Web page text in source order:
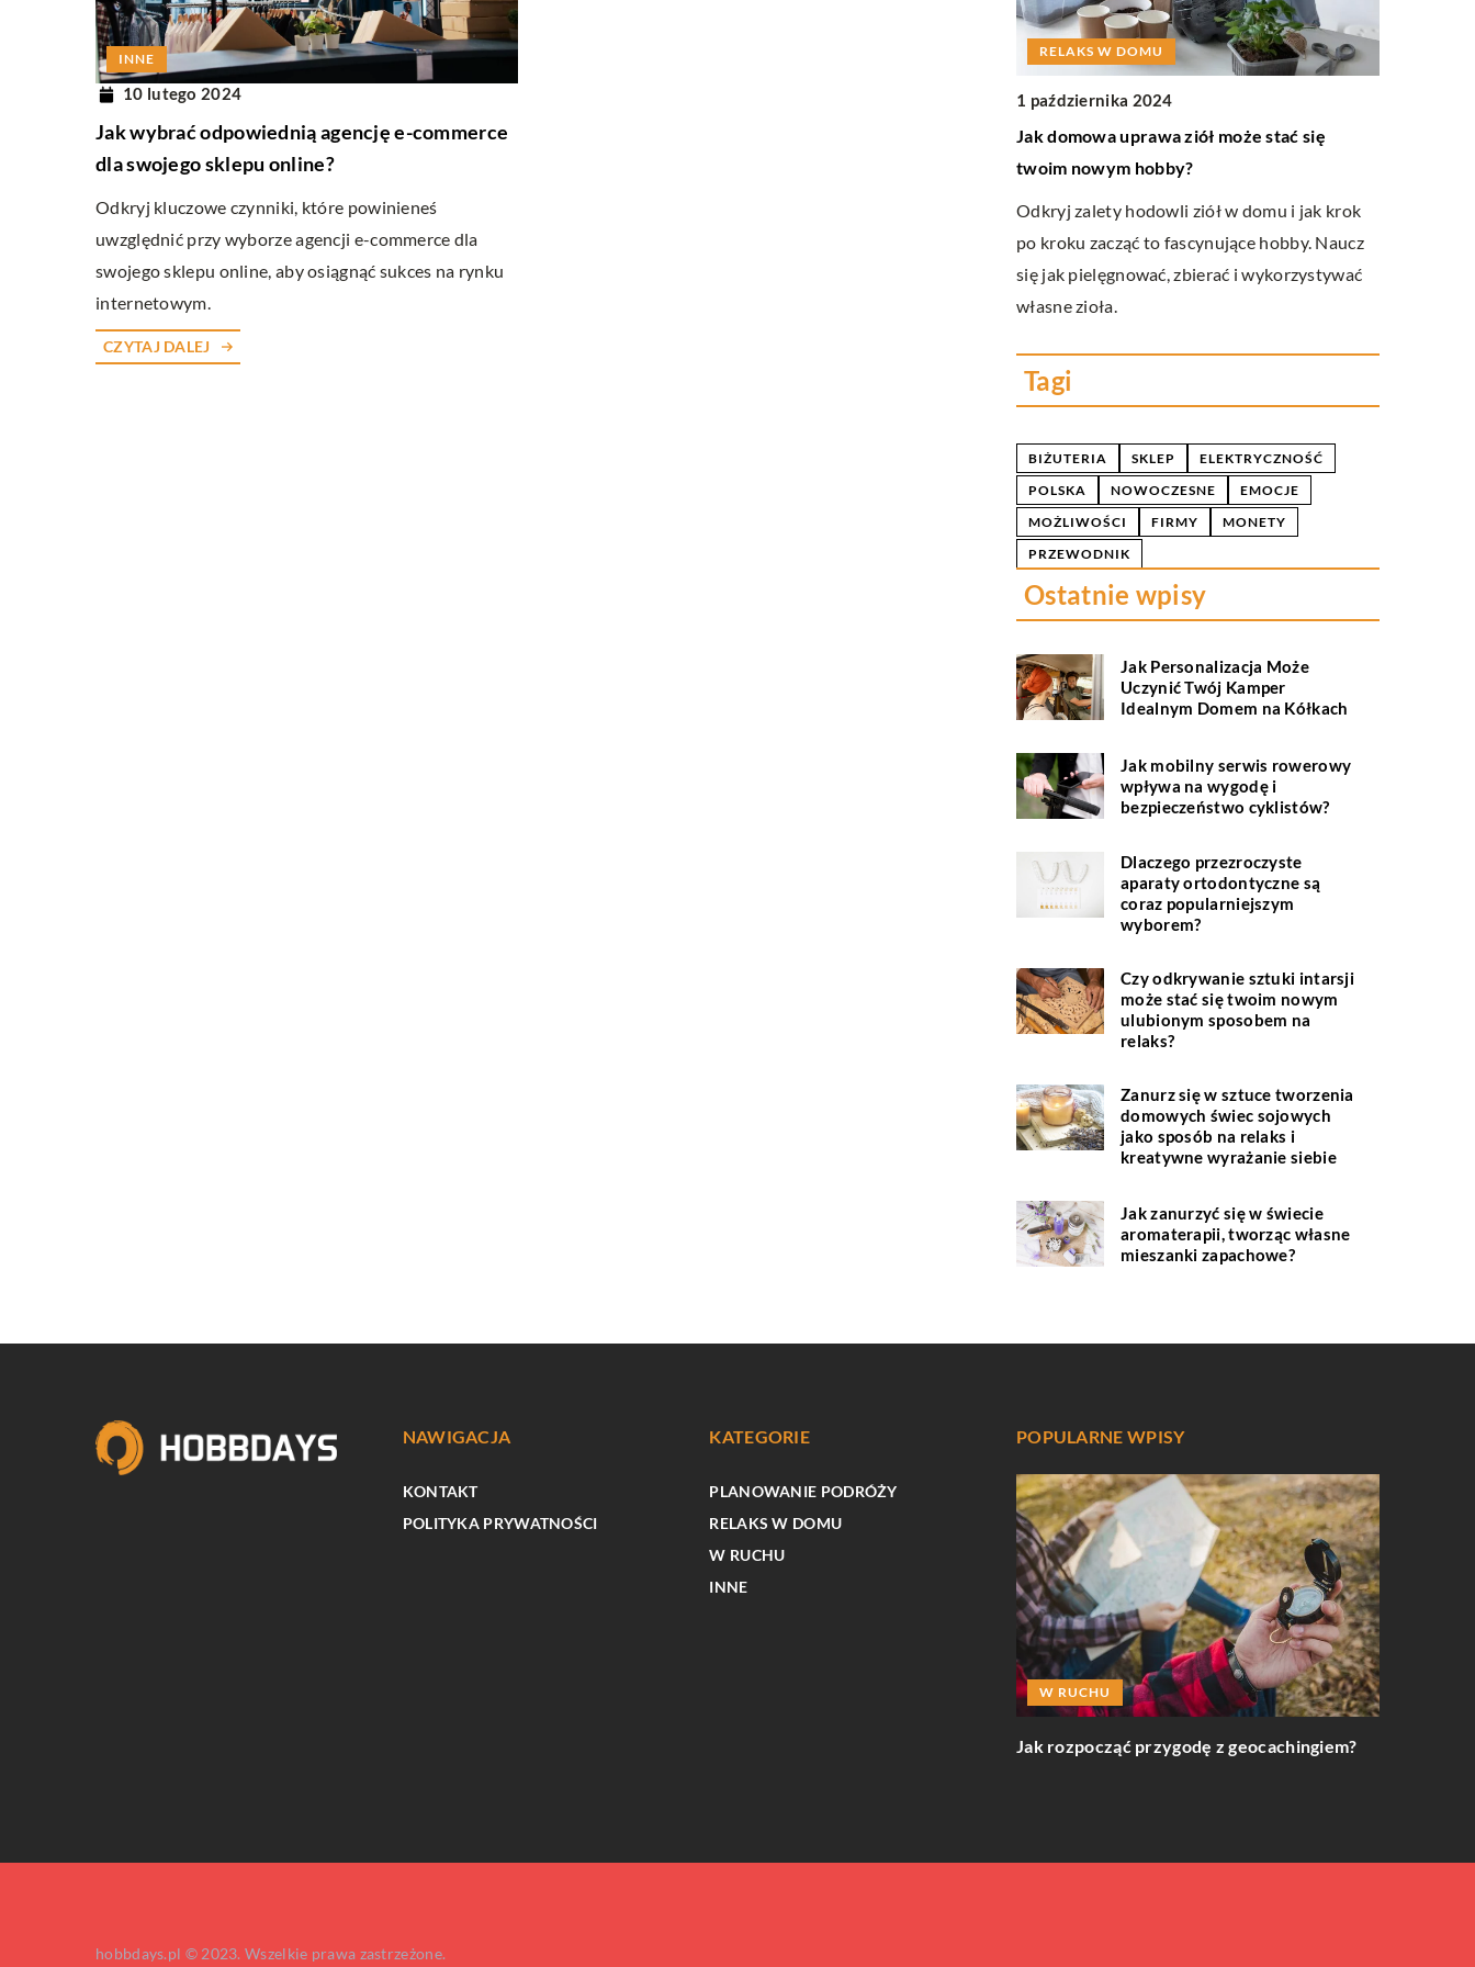
INNE
10 lutego 2024
Jak wybrać odpowiednią agencję e-commerce
dla swojego sklepu online?
Odkryj kluczowe czynniki, które powinieneś
uwzględnić przy wyborze agencji e-commerce dla
swojego sklepu online, aby osiągnąć sukces na rynku
internetowym.
CZYTAJ DALEJ
PLANOWANIE PODRÓŻY
Podróż w czasie: odkrywanie tajemnic
tradycyjnego rzemiosła piernikarskiego
Poznaj fascynującą historię i tradycje
związane z rzemiosłem piernikarskim.
Dowiedz się, jak dawni mistrzowie tworzyli te
RELAKS W DOMU
1 października 2024
Jak domowa uprawa ziół może stać się
twoim nowym hobby?
Odkryj zalety hodowli ziół w domu i jak krok
po kroku zacząć to fascynujące hobby. Naucz
się jak pielęgnować, zbierać i wykorzystywać
własne zioła.
Tagi
BIŻUTERIA SKLEP
ELEKTRYCZNOŚĆ
POLSKA
NOWOCZESNE
EMOCJE
MOŻLIWOŚCI
FIRMY
MONETY
PRZEWODNIK
Ostatnie wpisy
Jak Personalizacja Może
Uczynić Twój Kamper
Idealnym Domem na Kółkach
Jak mobilny serwis rowerowy
wpływa na wygodę i
bezpieczeństwo cyklistów?
Dlaczego przezroczyste
aparaty ortodontyczne są
coraz popularniejszym
wyborem?
Czy odkrywanie sztuki intarsji
może stać się twoim nowym
ulubionym sposobem na
relaks?
Zanurz się w sztuce tworzenia
domowych świec sojowych
jako sposób na relaks i
kreatywne wyrażanie siebie
Jak zanurzyć się w świecie
aromaterapii, tworząc własne
mieszanki zapachowe?
NAWIGACJA
KONTAKT
POLITYKA PRYWATNOŚCI
KATEGORIE
PLANOWANIE PODRÓŻY
RELAKS W DOMU
W RUCHU
INNE
POPULARNE WPISY
W RUCHU
Jak rozpocząć przygodę z geocachingiem?
hobbdays.pl © 2023. Wszelkie prawa zastrzeżone.